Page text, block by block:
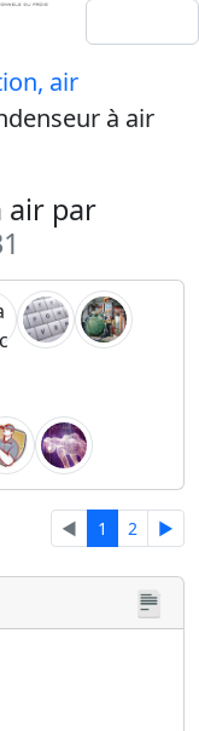
air
à air
air par
◄ 1 2 ►